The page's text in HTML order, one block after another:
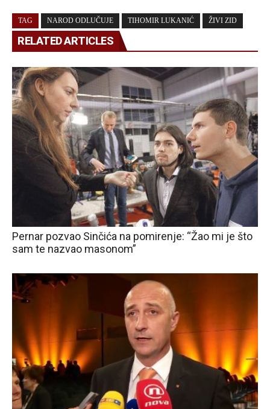
TAG NAROD ODLUČUJE TIHOMIR LUKANIĆ ŽIVI ZID
RELATED ARTICLES
Pernar pozvao Sinčića na pomirenje: “Žao mi je što
sam te nazvao masonom”